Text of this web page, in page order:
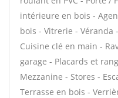
intérieure en bois -
bois - Vitrerie - Véranda
Cuisine clé en main -
garage - Placards et
Mezzanine - Stores -
Terrasse en bois -